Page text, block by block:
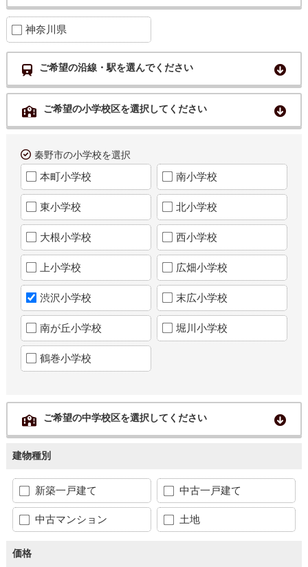
神奈川県
ご希望の沿線・駅を選んでください
ご希望の小学校区を選択してください
秦野市の小学校を選択
本町小学校 南小学校
東小学校 北小学校
大根小学校 西小学校
上小学校 広畑小学校
渋沢小学校 末広小学校
南が丘小学校 堀川小学校
鶴巻小学校
ご希望の中学校区を選択してください
建物種別
新築一戸建て 中古一戸建て
中古マンション 土地
価格